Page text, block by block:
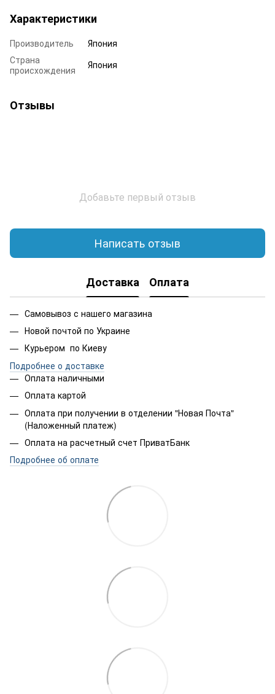
Характеристики
Производитель
Япония
Страна
происхождения
Япония
Отзывы
Добавьте первый отзыв
Написать отзыв
Доставка Оплата
Самовывоз с нашего магазина
Новой почтой по Украине
Курьером по Киеву
Подробнее о доставке
Оплата наличными
Оплата картой
Оплата при получении в отделении "Новая Почта"
(Наложенный платеж)
Оплата на расчетный счет ПриватБанк
Подробнее об оплате